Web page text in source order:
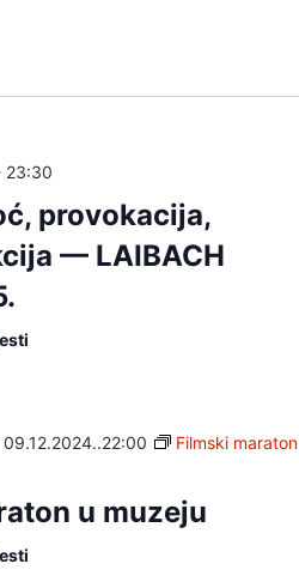
23:30
provokacija,
— LAIBACH
09.12.2024..22:00
Filmski maraton
u muzeju